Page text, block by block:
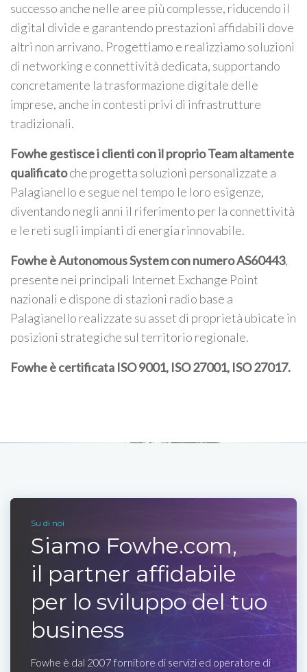
successo anche nelle aree più complesse, riducendo il
digital divide e garantendo prestazioni affidabili dove
altri non arrivano. Progettiamo e realizziamo soluzioni
di networking e connettività dedicata, supportando
concretamente la trasformazione digitale delle
imprese, anche in contesti privi di infrastrutture
tradizionali.
Fowhe gestisce i clienti con il proprio Team altamente
qualificatoche progetta soluzioni personalizzate a
Palagianello e segue nel tempo le loro esigenze,
diventando negli anni il riferimento per la connettività
e le reti sugli impianti di energia rinnovabile.
Fowhe è Autonomous System con numero AS60443,
presente nei principali Internet Exchange Point
nazionali e dispone di stazioni radio base a
Palagianello realizzate su asset di proprietà ubicate in
posizioni strategiche sul territorio regionale.
Fowhe è certificata ISO 9001, ISO 27001, ISO 27017.
Su di noi
Siamo Fowhe.com,
il partner affidabile
per lo sviluppo del tuo
business
Fowhe è dal 2007 fornitore di servizi ed operatore di